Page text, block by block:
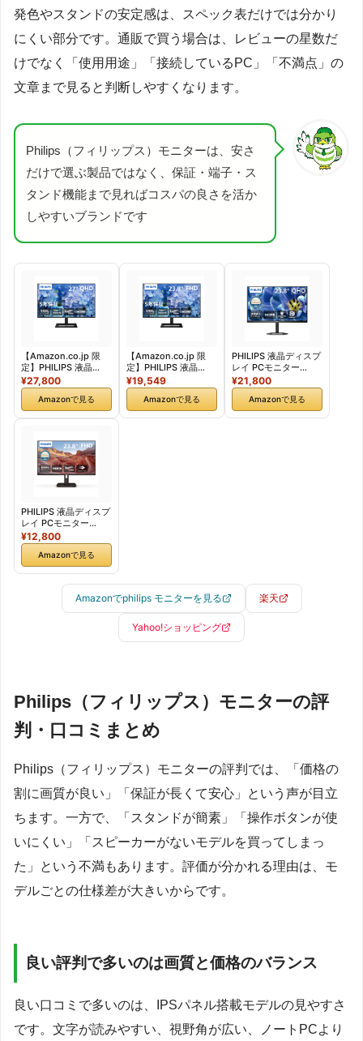
発色やスタンドの安定感は、スペック表だけでは分かり
にくい部分です。通販で買う場合は、レビューの星数だ
けでなく「使用用途」「接続しているPC」「不満点」の
文章まで見ると判断しやすくなります。
Philips（フィリップス）モニターは、安さ
だけで選ぶ製品ではなく、保証・端子・ス
タンド機能まで見ればコスパの良さを活か
しやすいブランドです
【Amazon.co.jp 限
定】PHILIPS 液晶
TypeCモニター (27イ
ン
チ/IPS/QHD/120Hz/1
ms/5年保証/HDMI,
高さ調節/ブルーライ
ト軽減/スピーカー
付/AdaptiveSync/HD
R10/省資源化パッケー
ジ/ケーブル付/電源内
27E1N2600AE/11
【国内正規品】
¥27,800
Amazonで見る
【Amazon.co.jp 限
定】PHILIPS 液晶
TypeCモニター (23.8
イン
チ/IPS/FHD/120Hz/1
ms/5年保証/HDMI,
¥19,549
Amazonで見る
PHILIPS 液晶ディスプ
レイ PCモニター
24E1N5500B/11
(23.8インチ/5年保
証/WQHD/IPS/HDMI,
Display Port/高さ調
¥21,800
Amazonで見る
PHILIPS 液晶ディスプ
レイ PCモニター
(23.8イン
チ/IPS/FHD/120Hz/1
ms/5年保証/HDMI,
DVI-D, VGA/チル
防止/ブルーライト軽
減AdaptiveSync/スリ
ムベゼル/在宅ワーク/
¥12,800
Amazonで見る
Amazonでphilips モニターを見る 楽天
Yahoo!ショッピング
Philips（フィリップス）モニターの評
判・口コミまとめ
Philips（フィリップス）モニターの評判では、「価格の
割に画質が良い」「保証が長くて安心」という声が目立
ちます。一方で、「スタンドが簡素」「操作ボタンが使
いにくい」「スピーカーがないモデルを買ってしまっ
た」という不満もあります。評価が分かれる理由は、モ
デルごとの仕様差が大きいからです。
良い評判で多いのは画質と価格のバランス
良い口コミで多いのは、IPSパネル搭載モデルの見やすさ
です。文字が読みやすい、視野角が広い、ノートPCより